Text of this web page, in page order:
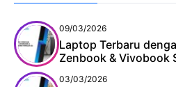
09/03/2026
Laptop Terbaru
Zenbook & Vivobook
03/03/2026